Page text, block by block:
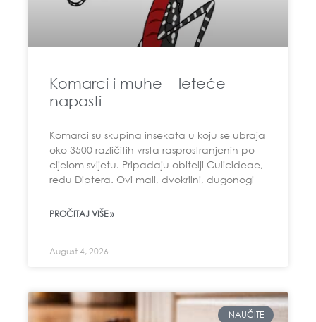
Komarci i muhe – leteće
napasti
Komarci su skupina insekata u koju se ubraja
oko 3500 različitih vrsta rasprostranjenih po
cijelom svijetu. Pripadaju obitelji Culicideae,
redu Diptera. Ovi mali, dvokrilni, dugonogi
PROČITAJ VIŠE »
August 4, 2026
NAUČITE